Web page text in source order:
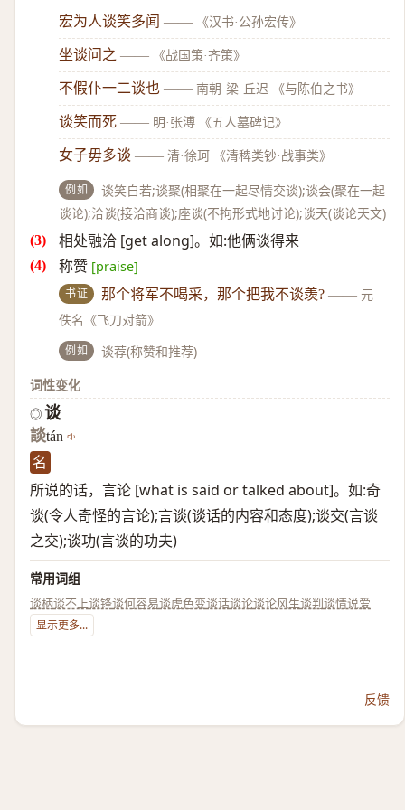
宏为人谈笑多闻 —— 《汉书·公孙宏传》
坐谈问之 —— 《战国策·齐策》
不假仆一二谈也 —— 南朝·梁·丘迟 《与陈伯之书》
谈笑而死 —— 明·张溥 《五人墓碑记》
女子毋多谈 —— 清·徐珂 《清稗类钞·战事类》
例如
谈笑自若;谈聚(相聚在一起尽情交谈);谈会(聚在一起
谈论);洽谈(接洽商谈);座谈(不拘形式地讨论);谈天(谈论天文)
相处融洽 [get along]。如:他俩谈得来
称赞 [praise]
书证 那个将军不喝采，那个把我不谈羡? —— 元
佚名《飞刀对箭》
例如
谈荐(称赞和推荐)
词性变化
◎ 谈
談tán
名
所说的话，言论 [what is said or talked about]。如:奇
谈(令人奇怪的言论);言谈(谈话的内容和态度);谈交(言谈
之交);谈功(言谈的功夫)
常用词组
谈柄谈不上谈锋谈何容易谈虎色变谈话谈论谈论风生谈判谈情说爱
显示更多...
反馈